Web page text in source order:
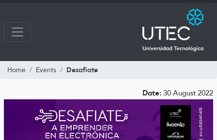
Home Events Desafiate
Date: 30 August 2022